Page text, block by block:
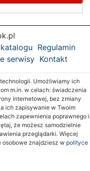
Regulamin
serwisy Kontakt
Umożliwiamy ich
m.in. w celach: świadczenia
internetowej, bez zmiany
ich zapisywanie w Twoim
zapewnienia poprawnego i
że możesz samodzielnie
przeglądarki. Więcej
osobowe znajdziesz w polityce